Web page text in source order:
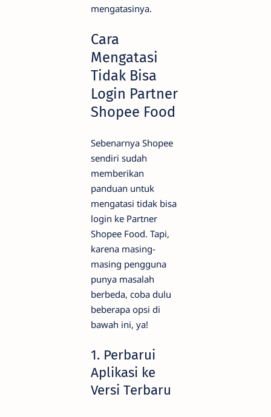
mengatasinya.
Cara
Mengatasi
Tidak Bisa
Login Partner
Shopee Food
Sebenarnya Shopee
sendiri sudah
memberikan
panduan untuk
mengatasi tidak bisa
login ke Partner
Shopee Food. Tapi,
karena masing-
masing pengguna
punya masalah
berbeda, coba dulu
beberapa opsi di
bawah ini, ya!
1. Perbarui
Aplikasi ke
Versi Terbaru